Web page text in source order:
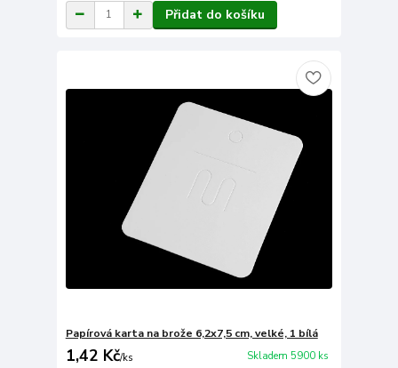
Přidat do košíku
Papírová karta na brože 6,2x7,5 cm, velké, 1 bílá
1,42 Kč/ks Skladem 5900 ks